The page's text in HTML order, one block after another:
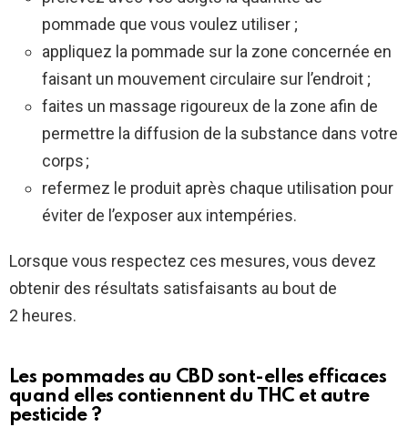
pommade que vous voulez utiliser ;
appliquez la pommade sur la zone concernée en
faisant un mouvement circulaire sur l’endroit ;
faites un massage rigoureux de la zone afin de
permettre la diffusion de la substance dans votre
corps ;
refermez le produit après chaque utilisation pour
éviter de l’exposer aux intempéries.
Lorsque vous respectez ces mesures, vous devez
obtenir des résultats satisfaisants au bout de
2 heures.
Les pommades au CBD sont-elles efficaces
quand elles contiennent du THC et autre
pesticide ?